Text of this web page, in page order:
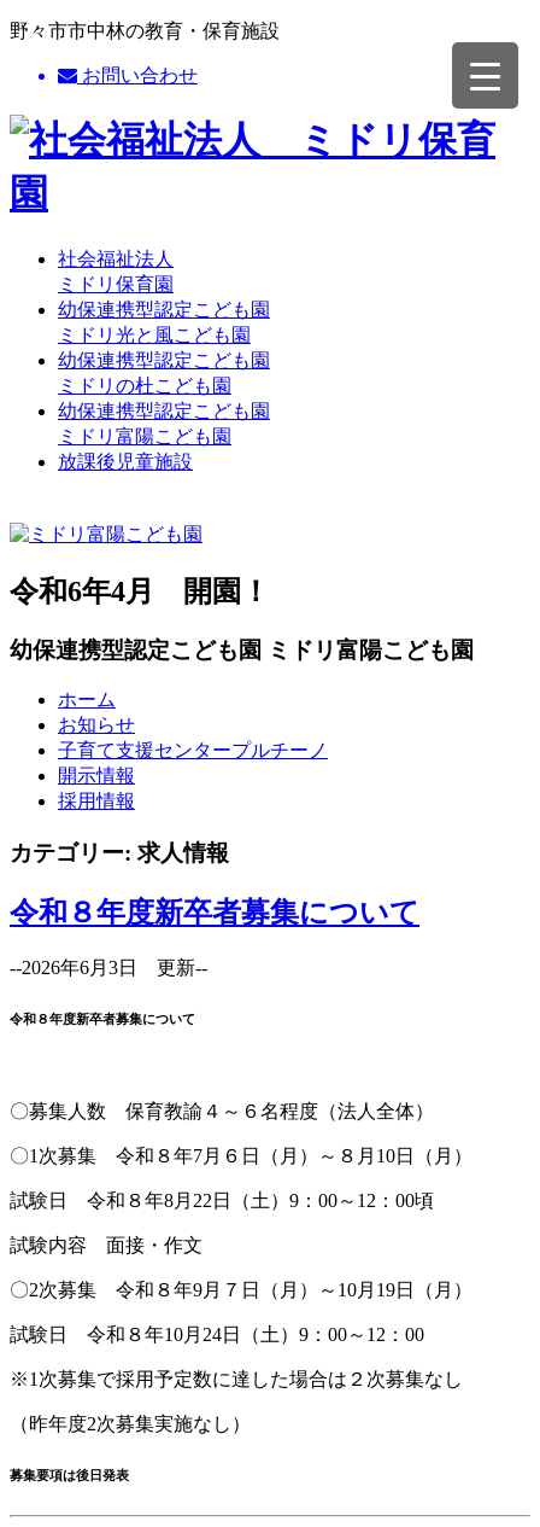
野々市市中林の教育・保育施設
お問い合わせ
社会福祉法人
ミドリ保育園
幼保連携型認定こども園
ミドリ光と風こども園
幼保連携型認定こども園
ミドリの杜こども園
幼保連携型認定こども園
ミドリ富陽こども園
放課後児童施設
令和6年4月 開園！
幼保連携型認定こども園 ミドリ富陽こども園
ホーム
お知らせ
子育て支援センタープルチーノ
開示情報
採用情報
カテゴリー: 求人情報
令和８年度新卒者募集について
--2026年6月3日 更新--
令和８年度新卒者募集について
〇募集人数 保育教諭４～６名程度（法人全体）
〇1次募集 令和８年7月６日（月）～８月10日（月）
試験日 令和８年8月22日（土）9：00～12：00頃
試験内容 面接・作文
〇2次募集 令和８年9月７日（月）～10月19日（月）
試験日 令和８年10月24日（土）9：00～12：00
※1次募集で採用予定数に達した場合は２次募集なし
（昨年度2次募集実施なし）
募集要項は後日発表